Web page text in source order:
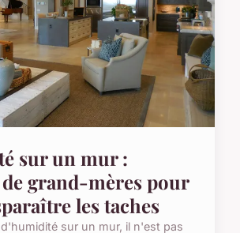
sur un mur :
grand-mères pour
les taches
sur un mur, il n'est pas